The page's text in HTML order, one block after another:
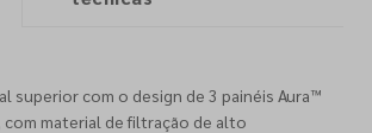
superior com o design de 3 painéis Aura™
com material de filtração de alto